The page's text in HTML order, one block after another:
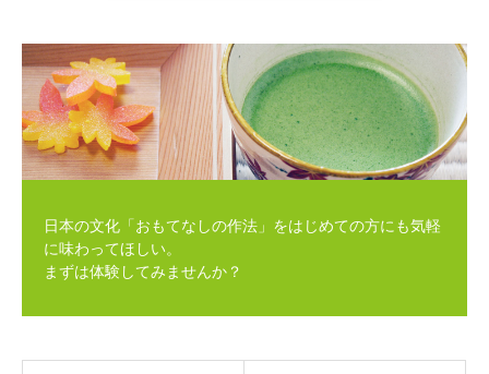
日本の文化「おもてなしの作法」をはじめての方にも気軽
に味わってほしい。
まずは体験してみませんか？